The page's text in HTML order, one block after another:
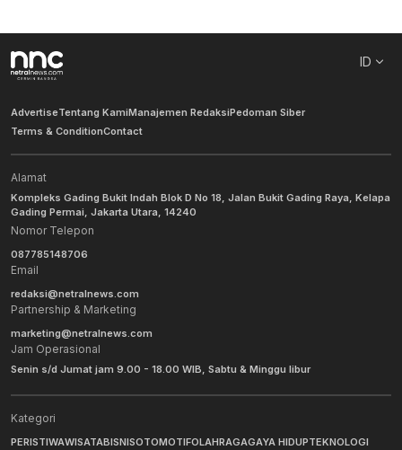
ID
AdvertiseTentang KamiManajemen RedaksiPedoman Siber
Terms & ConditionContact
Alamat
Kompleks Gading Bukit Indah Blok D No 18, Jalan Bukit Gading Raya, Kelapa
Gading Permai, Jakarta Utara, 14240
Nomor Telepon
087785148706
Email
redaksi@netralnews.com
Partnership & Marketing
marketing@netralnews.com
Jam Operasional
Senin s/d Jumat jam 9.00 - 18.00 WIB, Sabtu & Minggu libur
Kategori
PERISTIWAWISATABISNISOTOMOTIFOLAHRAGAGAYA HIDUPTEKNOLOGI